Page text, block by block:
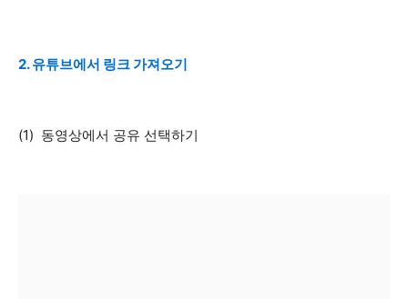
2. 유튜브에서 링크 가져오기
(1) 동영상에서 공유 선택하기